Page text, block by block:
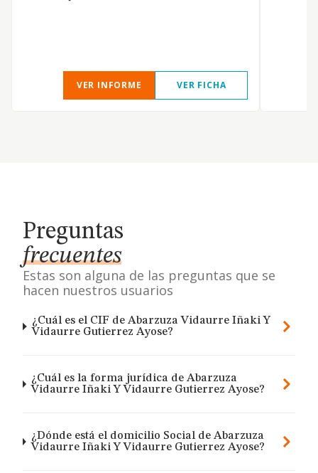
VER INFORME VER FICHA
Preguntas
frecuentes
Estas son alguna de las preguntas que se
hacen nuestros usuarios
¿Cuál es el CIF de Abarzuza Vidaurre Iñaki Y
Vidaurre Gutierrez Ayose?
¿Cuál es la forma jurídica de Abarzuza
Vidaurre Iñaki Y Vidaurre Gutierrez Ayose?
¿Dónde está el domicilio Social de Abarzuza
Vidaurre Iñaki Y Vidaurre Gutierrez Ayose?